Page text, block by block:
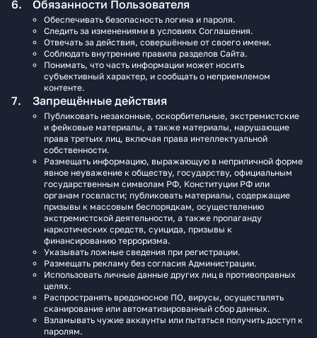
Обязанности Пользователя
Обеспечивать безопасность логина и пароля.
Следить за изменениями в условиях Соглашения.
Отвечать за действия, совершённые от своего имени.
Соблюдать внутренние правила разделов Сайта.
Понимать, что часть информации может носить
субъективный характер, и сообщать о неприемлемом
контенте.
Запрещённые действия
Публиковать незаконные, оскорбительные, экстремистские
и фейковые материалы, а также материалы, нарушающие
права третьих лиц, включая права интеллектуальной
собственности.
Размещать информацию, выражающую в неприличной форме
явное неуважение к обществу, государству, официальным
государственным символам РФ, Конституции РФ или
органам госвласти; публиковать материалы, содержащие
призывы к массовым беспорядкам, осуществлению
экстремистской деятельности, а также пропаганду
наркотических средств, суицида, призывы к
финансированию терроризма.
Указывать ложные сведения при регистрации.
Размещать рекламу без согласия Администрации.
Использовать личные данные других лиц в противоправных
целях.
Распространять вредоносное ПО, вирусы, осуществлять
сканирование или автоматизированный сбор данных.
Взламывать чужие аккаунты или пытаться получить доступ к
паролям.